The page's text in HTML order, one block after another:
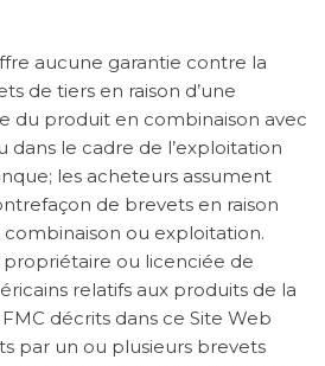
aucune garantie contre la
de tiers en raison d’une
du produit en combinaison avec
dans le cadre de l’exploitation
les acheteurs assument
de brevets en raison
combinaison ou exploitation.
ou licenciée de
relatifs aux produits de la
décrits dans ce Site Web
par un ou plusieurs brevets